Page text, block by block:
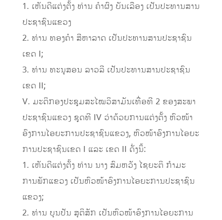
1. ເຫັນດີແຕ່ງຕັ້ງ ທ່ານ ຄໍາຜົງ ບັນເລືອງ ເປັນປະທານສານ
ປະຊາຊົນແຂວງ
2. ທ່ານ ທອງຄໍາ ສີຫາລາດ ເປັນປະທານສານປະຊາຊົນ
ເຂດ I;
3. ທ່ານ ທະນູສອນ ລາວລີ ເປັນປະທານສານປະຊາຊົນ
ເຂດ II;
V. ມະຕິກອງປະຊຸມສະໄໝວິສາມັນເທື່ອທີ 2 ຂອງສະພາ
ປະຊາຊົນແຂວງ ຊຸດທີ IV ວ່າດ້ວຍການແຕ່ງຕັ້ງ ຫົວໜ້າ
ອົງການໄອຍະການປະຊາຊົນແຂວງ, ຫົວໜ້າອົງການໄອຍະ
ການປະຊາຊົນເຂດ I ແລະ ເຂດ II ດັ່ງນິ້:
1. ເຫັນດີແຕ່ງຕັ້ງ ທ່ານ ນາງ ສົມຫວັງ ໄຊຍະຕິ ກໍາມະ
ການພັກແຂວງ ເປັນຫົວໜ້າອົງການໄອຍະການປະຊາຊົນ
ແຂວງ;
2. ທ່ານ ບຸນປັນ ສຸຕິສັກ ເປັນຫົວໜ້າອົງການໄອຍະການ